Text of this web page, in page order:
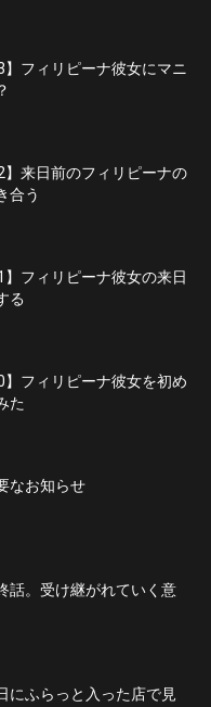
】フィリピーナ彼女にマニ
】来日前のフィリピーナの
合う
】フィリピーナ彼女の来日
る
】フィリピーナ彼女を初め
た
なお知らせ
話。受け継がれていく意
にふらっと入った店で見